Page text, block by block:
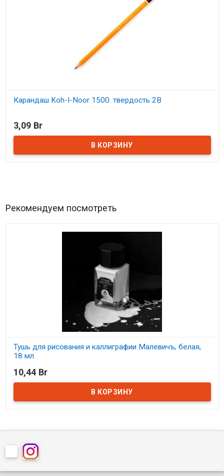
Карандаш Koh-I-Noor 1500. твердость 2B
3,09 Br
Рекомендуем посмотреть
Тушь для рисования и каллиграфии Малевичъ, белая,
18 мл
В наличии
10,44 Br